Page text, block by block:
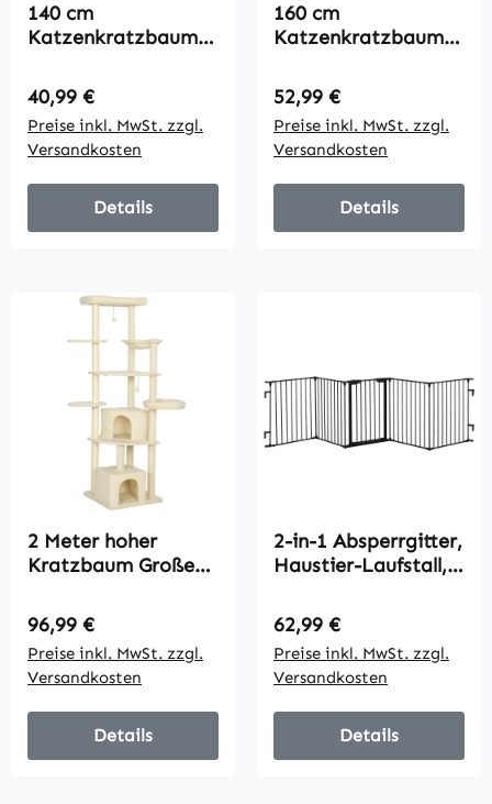
140 cm
Katzenkratzbaum,
Sisal-Kratzpfosten,
Höhlen, Plüsch-
Plattformen,
Hängematte, Leiter,
Spielbälle
Regulärer Preis:
40,99 €
Preise inkl. MwSt. zzgl.
Versandkosten
Details
160 cm
Katzenkratzbaum,
Sisal-Kratzpfosten,
Höhlen, Plüsch-
Plattformen,
Hängematte, Leiter,
Spielbälle
Regulärer Preis:
52,99 €
Preise inkl. MwSt. zzgl.
Versandkosten
Details
2 Meter hoher
Kratzbaum Große
Kratzpfosten,
Höhlen,
Hängematte,
Verstecke,
mehrstöckiges
Design, Sisal, Holz,
Plüsch, Beige
Regulärer Preis:
96,99 €
Preise inkl. MwSt. zzgl.
Versandkosten
Details
2-in-1 Absperrgitter,
Haustier-Laufstall,
faltbar, Metall, 300
x 3 x 74,5 cm,
Schwarz
Regulärer Preis:
62,99 €
Preise inkl. MwSt. zzgl.
Versandkosten
Details